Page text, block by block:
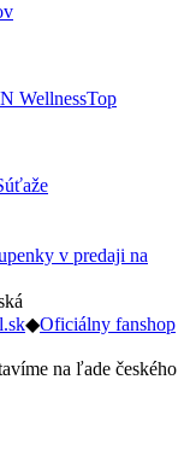
WellnessTop
v predaji na
◆Oficiálny fanshop
na ľade českého